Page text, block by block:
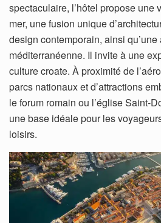
spectaculaire, l’hôtel propose une
mer, une fusion unique
design contemporain, ainsi
méditerranéenne. Il invite à une
culture croate. À proximité de
parcs nationaux et d’attractions
le forum romain ou l’église Saint-
une base idéale pour les
loisirs.